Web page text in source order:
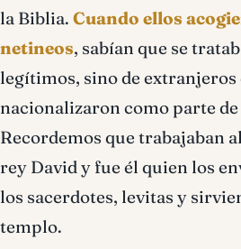
la Biblia. Cuando ellos
netineos, sabían que se
legítimos, sino de extranjeros
nacionalizaron como parte
Recordemos que trabajaban
rey David y fue él quien los
los sacerdotes, levitas y
templo.